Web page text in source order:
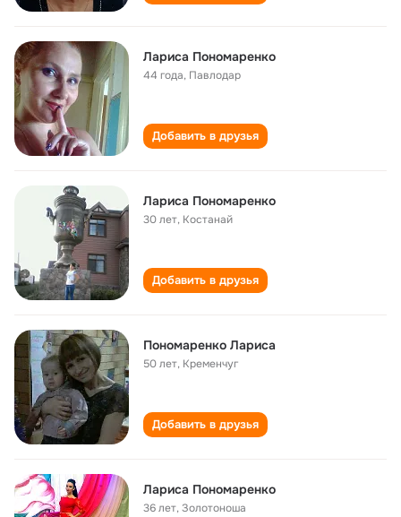
Лариса Пономаренко
44 года, Павлодар
Добавить в друзья
Лариса Пономаренко
30 лет, Костанай
Добавить в друзья
Пономаренко Лариса
50 лет, Кременчуг
Добавить в друзья
Лариса Пономаренко
36 лет,Золотоноша